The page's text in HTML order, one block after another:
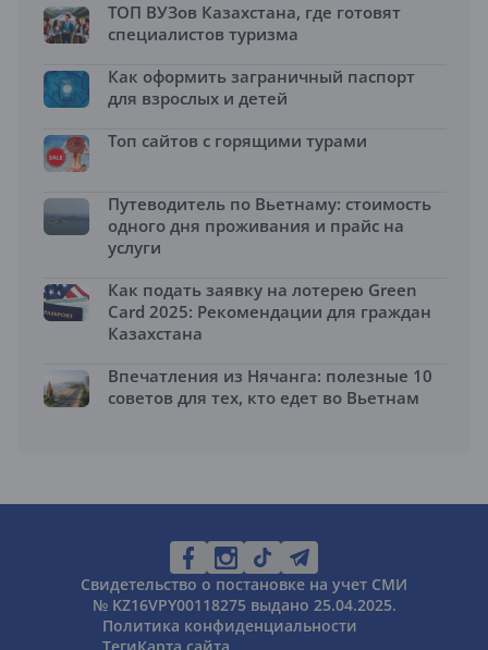
ТОП ВУЗов Казахстана, где готовят
специалистов туризма
Как оформить заграничный паспорт
для взрослых и детей
Топ сайтов с горящими турами
Путеводитель по Вьетнаму: стоимость
одного дня проживания и прайс на
услуги
Как подать заявку на лотерею Green
Card 2025: Рекомендации для граждан
Казахстана
Впечатления из Нячанга: полезные 10
советов для тех, кто едет во Вьетнам
Свидетельство о постановке на учет СМИ
№ KZ16VPY00118275 выдано 25.04.2025.
Политика конфиденциальности